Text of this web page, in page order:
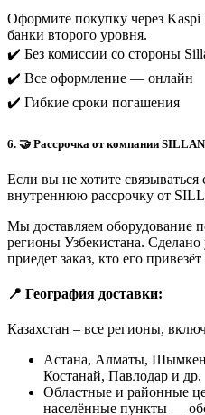
Оформите покупку через
банки второго уровня.
✔️ Без комиссии со стороны
✔️ Все оформление — онлайн
✔️ Гибкие сроки погашения
6. 🤝 Рассрочка от компании SILLAN
Если вы не хотите
внутреннюю рассрочку от
Мы доставляем оборудование
регионы Узбекистана. Сделано
приедет заказ, кто его
📍 География доставки:
Казахстан – все регионы,
Астана, Алматы,
Костанай, Павлодар и др.
Областные и районные
населённые пункты —